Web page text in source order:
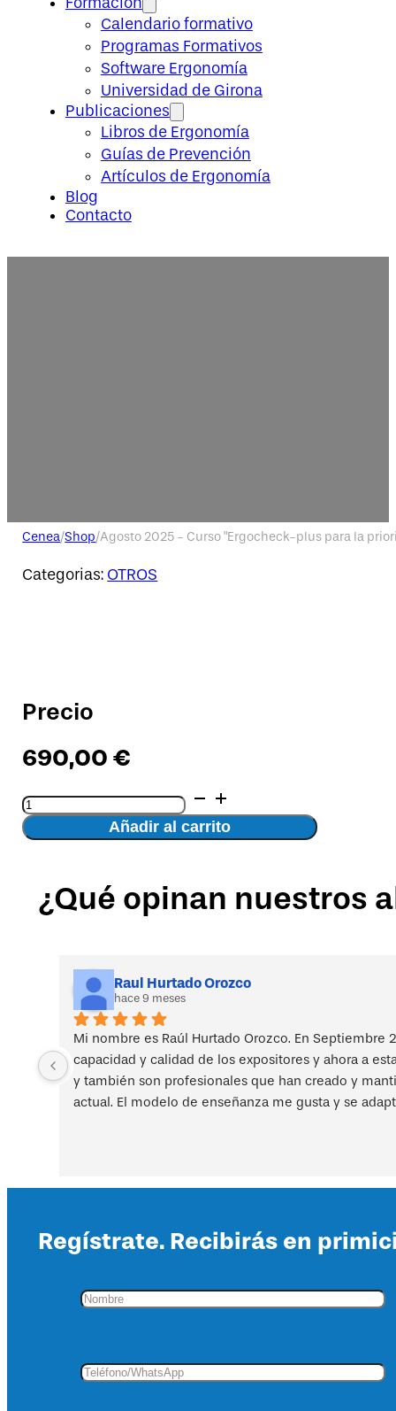
Calendario formativo
Programas Formativos
Software Ergonomía
Universidad de Girona
Publicaciones
Libros de Ergonomía
Guías de Prevención
Artículos de Ergonomía
Blog
Contacto
Cenea/Shop/Agosto 2025 - Curso "Ergocheck-plus para la
Categorias: OTROS
Precio
690,00€
Agosto
2025
-
plus
para
laborales"
cantidad
Añadir al carrito
¿Qué opinan nuestros
Raul Hurtado Orozco
hace 9 meses
Mi nombre es Raúl Hurtado Orozco. En
capacidad y calidad de los expositores y ahora a
y también son profesionales que han creado y
actual. El modelo de enseñanza me gusta y se
Regístrate. Recibirás en